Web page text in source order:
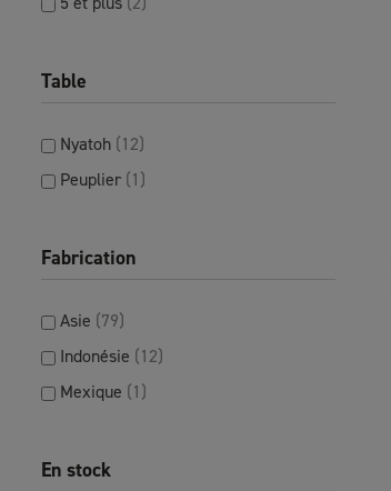
Table
Nyatoh (12)
Peuplier (1)
Fabrication
Asie (79)
Indonésie (12)
Mexique (1)
En stock